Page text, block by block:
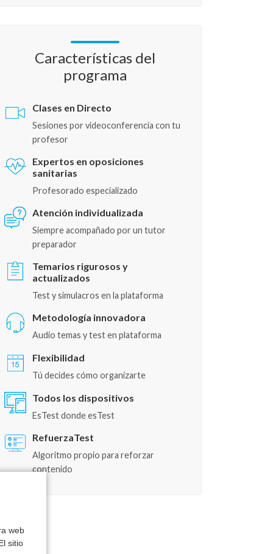
web
sitio
Características del
programa
Clases en Directo
Sesiones por videoconferencia con tu
profesor
Expertos en oposiciones
sanitarias
Profesorado especializado
Atención individualizada
Siempre acompañado por un tutor
preparador
Temarios rigurosos y
actualizados
Test y simulacros en la plataforma
Metodología innovadora
Audio temas y test en plataforma
Flexibilidad
Tú decides cómo organizarte
Todos los dispositivos
EsTest donde esTest
RefuerzaTest
Algoritmo propio para reforzar
contenido